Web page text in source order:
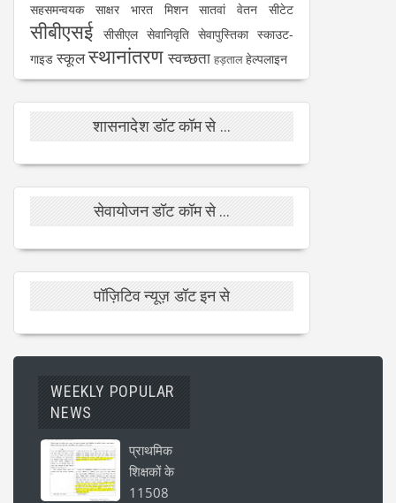
सहसमन्वयक
साक्षर भारत मिशन सातवां वेतन सीटेट
सीबीएसई सीसीएल सेवानिवृति सेवापुस्तिका स्काउट-
गाइड स्कूलस्थानांतरण स्वच्छता हड़तालहेल्पलाइन
शासनादेश डॉट कॉम से ...
सेवायोजन डॉट कॉम से ...
पॉज़िटिव न्यूज़ डॉट इन से
WEEKLY POPULAR
NEWS
प्राथमिक
शिक्षकों के
11508